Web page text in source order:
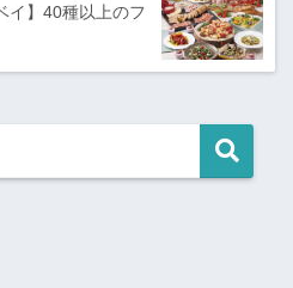
イ】40種以上のフ